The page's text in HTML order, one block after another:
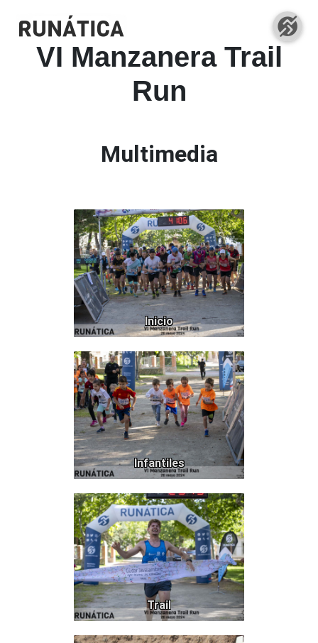
VI Manzanera Trail
Run
Multimedia
Inicio
80
Infantiles
145
Trail
280